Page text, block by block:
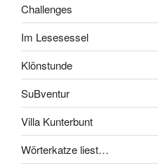
Challenges
Im Lesesessel
Klönstunde
SuBventur
Villa Kunterbunt
Wörterkatze liest…